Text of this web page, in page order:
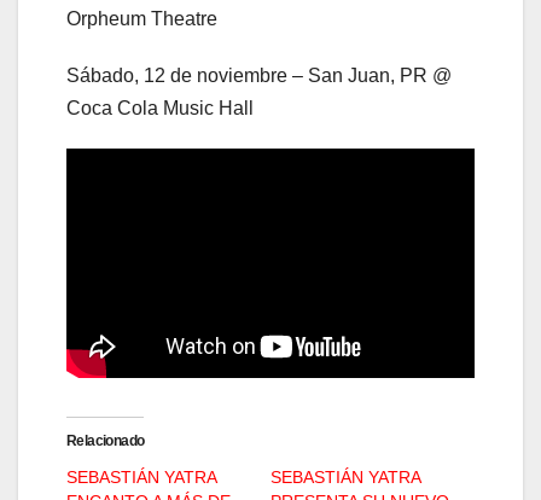
Orpheum Theatre
Sábado, 12 de noviembre – San Juan, PR @
Coca Cola Music Hall
Relacionado
SEBASTIÁN YATRA
SEBASTIÁN YATRA